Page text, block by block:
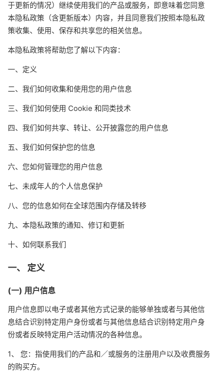
于更新的情况）继续使用我们的产品或服务，即意味着您同意
本隐私政策（含更新版本）内容，并且同意我们按照本隐私政
策收集、使用、保存和共享您的相关信息。
本隐私政策将帮助您了解以下内容：
一、定义
二、我们如何收集和使用您的用户信息
三、我们如何使用 Cookie 和同类技术
四、我们如何共享、转让、公开披露您的用户信息
五、我们如何保护您的信息
六、您如何管理您的用户信息
七、未成年人的个人信息保护
八、您的信息如何在全球范围内存储及转移
九、本隐私政策的通知、修订和更新
十、如何联系我们
一、 定义
(一) 用户信息
用户信息即以电子或者其他方式记录的能够单独或者与其他信
息结合识别特定用户身份或者与其他信息结合识别特定用户身
份或者反映特定用户活动情况的各种信息。
1、 您：指使用我们的产品和／或服务的注册用户以及收费服务
的购买方。